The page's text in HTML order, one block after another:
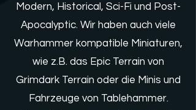
Modern, Historical, Sci-Fi und Post-
Apocalyptic. Wir haben auch viele
Warhammer kompatible Miniaturen,
wie z.B. das Epic Terrain von
Grimdark Terrain oder die Minis und
Fahrzeuge von Tablehammer.